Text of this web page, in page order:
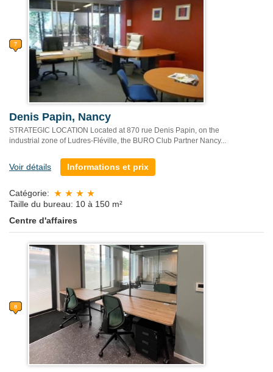
Denis Papin, Nancy
STRATEGIC LOCATION Located at 870 rue Denis Papin, on the
industrial zone of Ludres-Fléville, the BURO Club Partner Nancy...
Voir détails Informations et prix
Catégorie:
Taille du bureau: 10 à 150 m²
Centre d'affaires